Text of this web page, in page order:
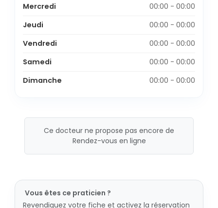
Mercredi
00:00 - 00:00
Jeudi
00:00 - 00:00
Vendredi
00:00 - 00:00
Samedi
00:00 - 00:00
Dimanche
00:00 - 00:00
Ce docteur ne propose pas encore de
Rendez-vous en ligne
Vous êtes ce praticien ?
Revendiquez votre fiche et activez la réservation